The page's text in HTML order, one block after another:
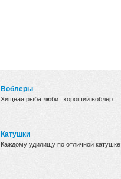
Воблеры
Хищная рыба любит хороший воблер
Катушки
Каждому удилищу по отличной катушке